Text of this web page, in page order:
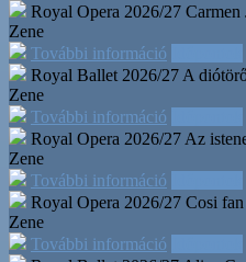
Royal Opera 2026/27 Carmen
Zene
További információ
Royal Ballet 2026/27 A
Zene
További információ
Royal Opera 2026/27 Az
Zene
További információ
Royal Opera 2026/27 Cosi
Zene
További információ